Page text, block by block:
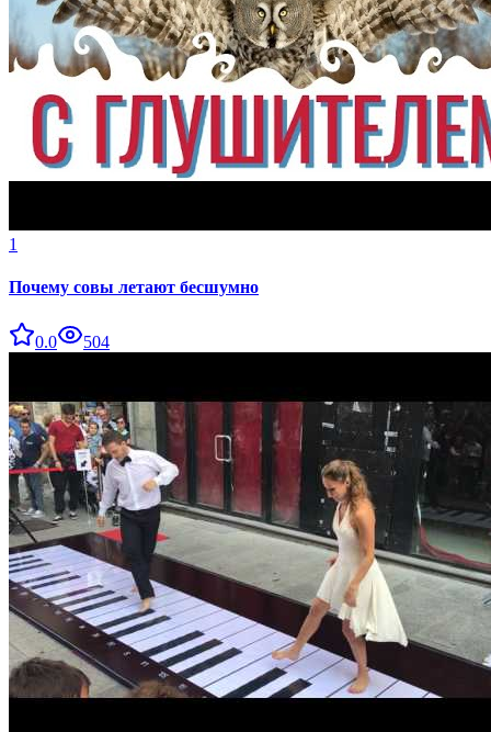
1
Почему совы летают бесшумно
0.0 504